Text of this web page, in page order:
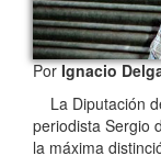
PorIgnacio
La Diputación
periodista Sergio
la máxima